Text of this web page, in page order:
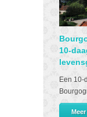
10-
Een 10-
Meer